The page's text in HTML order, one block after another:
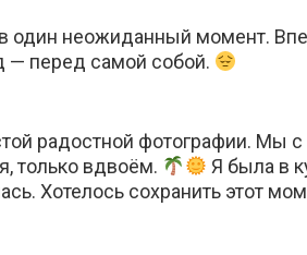
один неожиданный момент.
— перед самой собой.
радостной фотографии. Мы
только вдвоём.
Я была в
Хотелось сохранить этот